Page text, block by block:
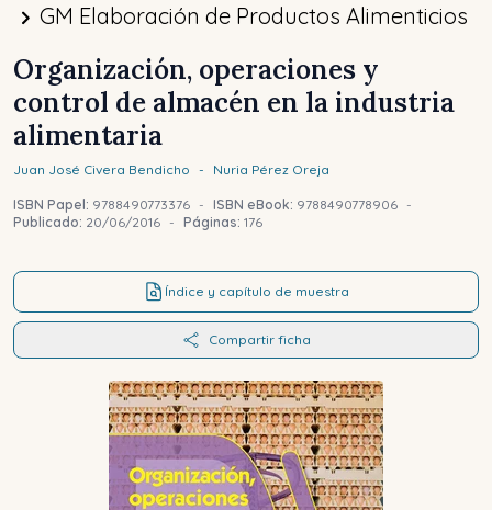
GM Elaboración de Productos Alimenticios
Organización, operaciones y
control de almacén en la industria
alimentaria
Juan José Civera Bendicho - Nuria Pérez Oreja
ISBN Papel: 9788490773376 - ISBN eBook: 9788490778906 -
Publicado: 20/06/2016 - Páginas: 176
Índice y capítulo de muestra
Compartir ficha